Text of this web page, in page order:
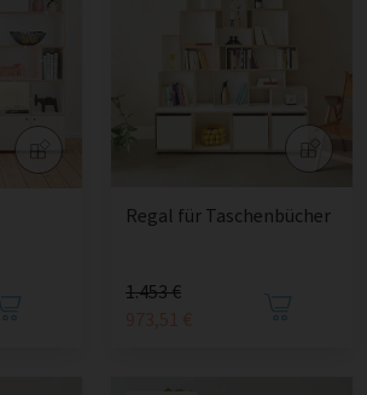
Regal für Taschenbücher
1.453 €
973,51 €